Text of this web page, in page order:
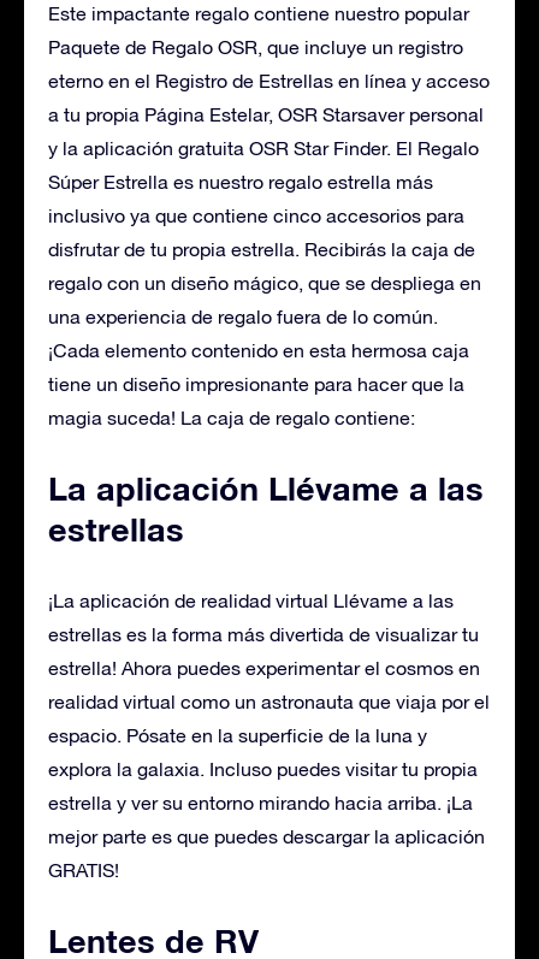
Este impactante regalo contiene nuestro popular
Paquete de Regalo OSR, que incluye un registro
eterno en el Registro de Estrellas en línea y acceso
a tu propia Página Estelar, OSR Starsaver personal
y la aplicación gratuita OSR Star Finder. El Regalo
Súper Estrella es nuestro regalo estrella más
inclusivo ya que contiene cinco accesorios para
disfrutar de tu propia estrella. Recibirás la caja de
regalo con un diseño mágico, que se despliega en
una experiencia de regalo fuera de lo común.
¡Cada elemento contenido en esta hermosa caja
tiene un diseño impresionante para hacer que la
magia suceda! La caja de regalo contiene:
La aplicación Llévame a las
estrellas
¡La aplicación de realidad virtual Llévame a las
estrellas es la forma más divertida de visualizar tu
estrella! Ahora puedes experimentar el cosmos en
realidad virtual como un astronauta que viaja por el
espacio. Pósate en la superficie de la luna y
explora la galaxia. Incluso puedes visitar tu propia
estrella y ver su entorno mirando hacia arriba. ¡La
mejor parte es que puedes descargar la aplicación
GRATIS!
Lentes de RV